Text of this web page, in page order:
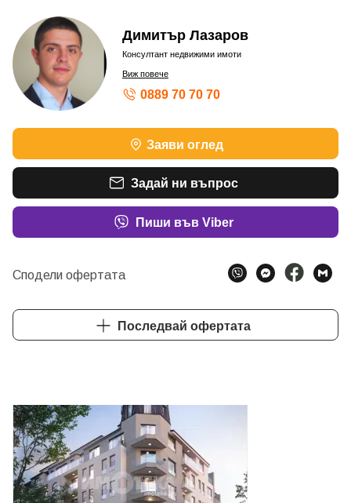
Димитър Лазаров
Консултант недвижими имоти
Виж повече
0889 70 70 70
Заяви оглед
Задай ни въпрос
Пиши във Viber
Сподели офертата
Последвай офертата